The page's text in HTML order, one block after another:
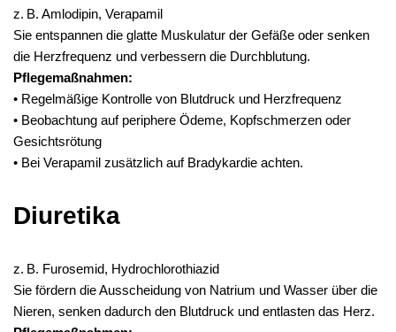
z. B. Amlodipin, Verapamil
Sie entspannen die glatte Muskulatur der Gefäße oder senken
die Herzfrequenz und verbessern die Durchblutung.
Pflegemaßnahmen:
• Regelmäßige Kontrolle von Blutdruck und Herzfrequenz
• Beobachtung auf periphere Ödeme, Kopfschmerzen oder
Gesichtsrötung
• Bei Verapamil zusätzlich auf Bradykardie achten.
Diuretika
z. B. Furosemid, Hydrochlorothiazid
Sie fördern die Ausscheidung von Natrium und Wasser über die
Nieren, senken dadurch den Blutdruck und entlasten das Herz.